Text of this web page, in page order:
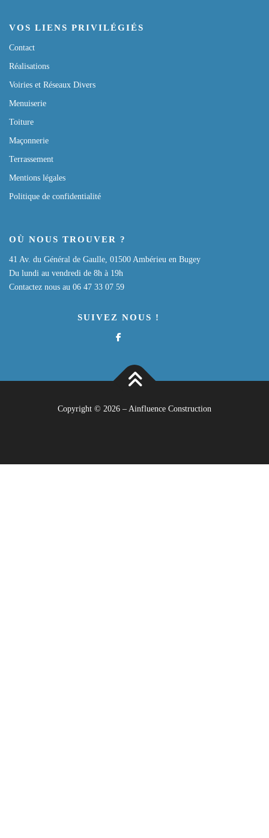
VOS LIENS PRIVILÉGIÉS
Contact
Réalisations
Voiries et Réseaux Divers
Menuiserie
Toiture
Maçonnerie
Terrassement
Mentions légales
Politique de confidentialité
OÙ NOUS TROUVER ?
41 Av. du Général de Gaulle, 01500 Ambérieu en Bugey
Du lundi au vendredi de 8h à 19h
Contactez nous au 06 47 33 07 59
SUIVEZ NOUS !